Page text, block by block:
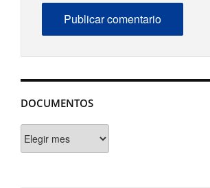
DOCUMENTOS